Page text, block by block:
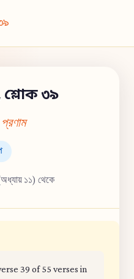
শ্লোক ৩৯
১১) থেকে
39 of 55 verses in